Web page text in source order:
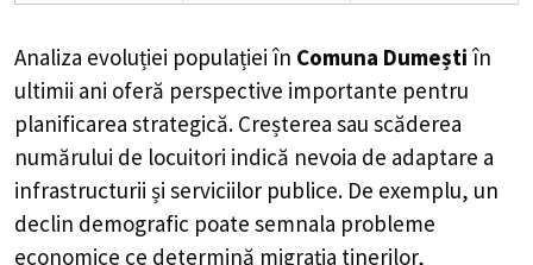
Analiza evoluției populației în Comuna Dumești în
ultimii ani oferă perspective importante pentru
planificarea strategică. Creșterea sau scăderea
numărului de locuitori indică nevoia de adaptare a
infrastructurii și serviciilor publice. De exemplu, un
declin demografic poate semnala probleme
economice ce determină migrația tinerilor,